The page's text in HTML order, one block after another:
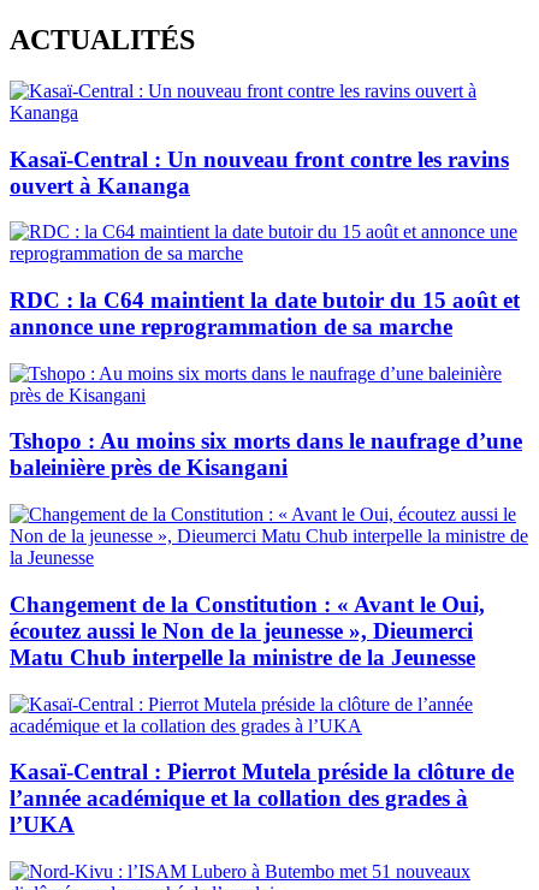
Skip
to
content
ACTUALITÉS
Kasaï-Central : Un nouveau front contre les ravins
ouvert à Kananga
RDC : la C64 maintient la date butoir du 15 août et
annonce une reprogrammation de sa marche
Tshopo : Au moins six morts dans le naufrage d’une
baleinière près de Kisangani
Changement de la Constitution : « Avant le Oui,
écoutez aussi le Non de la jeunesse », Dieumerci
Matu Chub interpelle la ministre de la Jeunesse
Kasaï-Central : Pierrot Mutela préside la clôture de
l’année académique et la collation des grades à
l’UKA